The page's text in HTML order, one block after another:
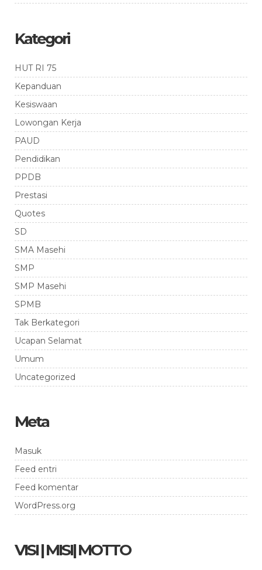
Kategori
HUT RI 75
Kepanduan
Kesiswaan
Lowongan Kerja
PAUD
Pendidikan
PPDB
Prestasi
Quotes
SD
SMA Masehi
SMP
SMP Masehi
SPMB
Tak Berkategori
Ucapan Selamat
Umum
Uncategorized
Meta
Masuk
Feed entri
Feed komentar
WordPress.org
VISI | MISI| MOTTO